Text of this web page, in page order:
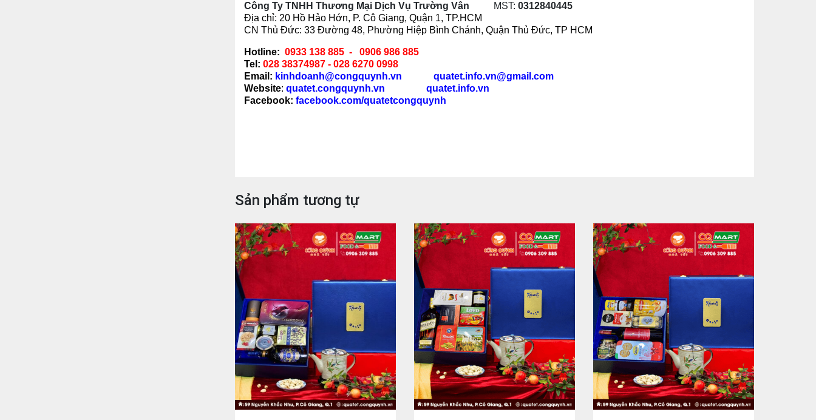
Công Ty TNHH Thương Mại Dịch Vụ Trường Vân MST: 0312840445
Địa chỉ: 20 Hồ Hảo Hớn, P. Cô Giang, Quận 1, TP.HCM
CN Thủ Đức: 33 Đường 48, Phường Hiệp Bình Chánh, Quận Thủ Đức, TP HCM
Hotline: 0933 138 885 - 0906 986 885
Tel: 028 38374987 - 028 6270 0998
Email: kinhdoanh@congquynh.vn
quatet.info.vn@gmail.com
Website: quatet.congquynh.vn
quatet.info.vn
Facebook: facebook.com/quatetcongquynh
Sản phẩm tương tự